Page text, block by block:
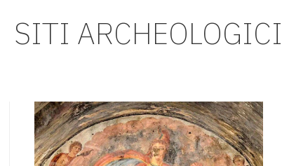
SITI ARCHEOLOGICI